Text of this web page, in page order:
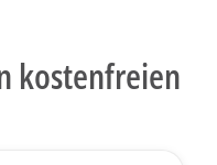
kostenfreien